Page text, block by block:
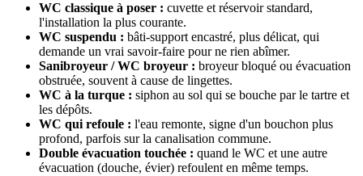
WC classique à poser : cuvette et réservoir standard,
l'installation la plus courante.
WC suspendu : bâti-support encastré, plus délicat, qui
demande un vrai savoir-faire pour ne rien abîmer.
Sanibroyeur / WC broyeur : broyeur bloqué ou évacuation
obstruée, souvent à cause de lingettes.
WC à la turque : siphon au sol qui se bouche par le tartre et
les dépôts.
WC qui refoule : l'eau remonte, signe d'un bouchon plus
profond, parfois sur la canalisation commune.
Double évacuation touchée : quand le WC et une autre
évacuation (douche, évier) refoulent en même temps.